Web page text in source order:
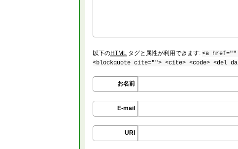
以下のHTML タグと属性が利用できます: <a
<blockquote cite=""> <cite> <code> <del
お名前
E-mail
URI